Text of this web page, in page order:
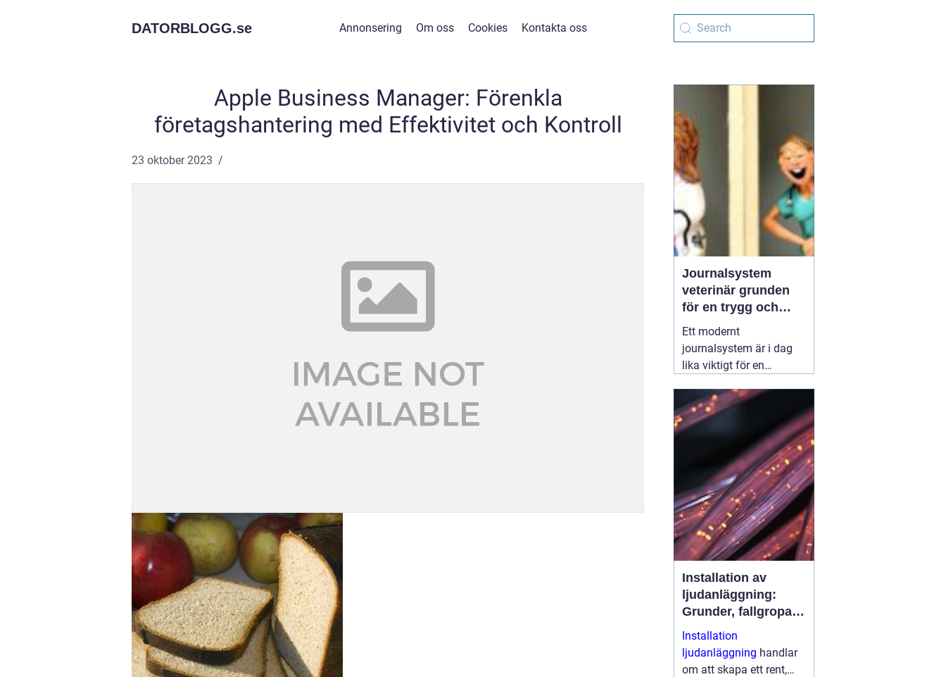
DATORBLOGG.se Annonsering Om oss Cookies Kontakta oss
Apple Business Manager: Förenkla
företagshantering med Effektivitet och Kontroll
23 oktober 2023
Journalsystem
veterinär grunden
för en trygg och
effektiv djurvård
Ett modernt
journalsystem är i dag
lika viktigt för en
röntgenutrustning och
operationssal. När allt
fler djurägare förväntar
sig snabb service, tydlig
information och digitala
lösningar blir valet01
augusti 2026
Installation av
ljudanläggning:
Grunder, fallgropar
och smarta
lösningar
Installation
ljudanläggning handlar
om att skapa ett rent,